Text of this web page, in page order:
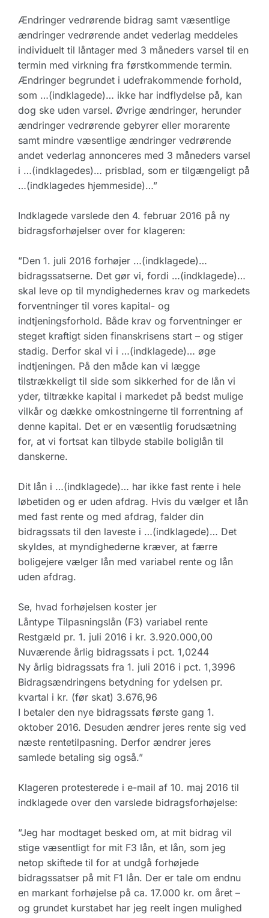
Ændringer vedrørende bidrag samt væsentlige
ændringer vedrørende andet vederlag meddeles
individuelt til låntager med 3 måneders varsel til en
termin med virkning fra førstkommende termin.
Ændringer begrundet i udefrakommende forhold,
som …(indklagede)… ikke har indflydelse på, kan
dog ske uden varsel. Øvrige ændringer, herunder
ændringer vedrørende gebyrer eller morarente
samt mindre væsentlige ændringer vedrørende
andet vederlag annonceres med 3 måneders varsel
i …(indklagedes)… prisblad, som er tilgængeligt på
…(indklagedes hjemmeside)…”
Indklagede varslede den 4. februar 2016 på ny
bidragsforhøjelser over for klageren:
”Den 1. juli 2016 forhøjer …(indklagede)…
bidragssatserne. Det gør vi, fordi …(indklagede)…
skal leve op til myndighedernes krav og markedets
forventninger til vores kapital- og
indtjeningsforhold. Både krav og forventninger er
steget kraftigt siden finanskrisens start – og stiger
stadig. Derfor skal vi i …(indklagede)… øge
indtjeningen. På den måde kan vi lægge
tilstrækkeligt til side som sikkerhed for de lån vi
yder, tiltrække kapital i markedet på bedst mulige
vilkår og dække omkostningerne til forrentning af
denne kapital. Det er en væsentlig forudsætning
for, at vi fortsat kan tilbyde stabile boliglån til
danskerne.
Dit lån i …(indklagede)… har ikke fast rente i hele
løbetiden og er uden afdrag. Hvis du vælger et lån
med fast rente og med afdrag, falder din
bidragssats til den laveste i …(indklagede)… Det
skyldes, at myndighederne kræver, at færre
boligejere vælger lån med variabel rente og lån
uden afdrag.
Se, hvad forhøjelsen koster jer
Låntype Tilpasningslån (F3) variabel rente
Restgæld pr. 1. juli 2016 i kr. 3.920.000,00
Nuværende årlig bidragssats i pct. 1,0244
Ny årlig bidragssats fra 1. juli 2016 i pct. 1,3996
Bidragsændringens betydning for ydelsen pr.
kvartal i kr. (før skat) 3.676,96
I betaler den nye bidragssats første gang 1.
oktober 2016. Desuden ændrer jeres rente sig ved
næste rentetilpasning. Derfor ændrer jeres
samlede betaling sig også.”
Klageren protesterede i e-mail af 10. maj 2016 til
indklagede over den varslede bidragsforhøjelse:
”Jeg har modtaget besked om, at mit bidrag vil
stige væsentligt for mit F3 lån, et lån, som jeg
netop skiftede til for at undgå forhøjede
bidragssatser på mit F1 lån. Der er tale om endnu
en markant forhøjelse på ca. 17.000 kr. om året –
og grundet kurstabet har jeg reelt ingen mulighed